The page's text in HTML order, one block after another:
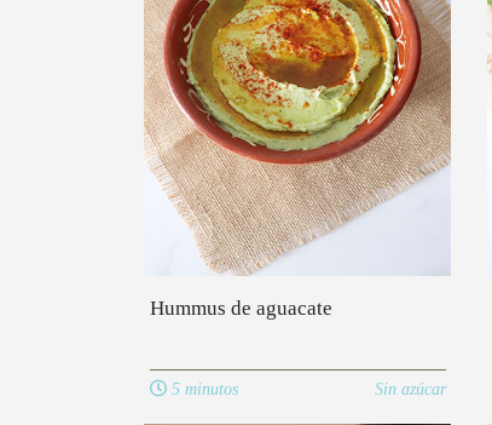
Hummus de aguacate
5 minutos Sin azúcar